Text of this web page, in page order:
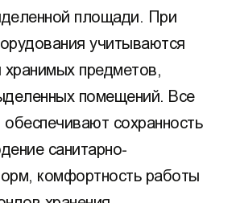
площади. При
учитываются
хранимых предметов,
помещений. Все
сохранность
санитарно-
комфортность работы